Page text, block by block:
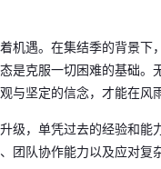
机遇。在集结季的背景下
是克服一切困难的基础。
坚定的信念，才能在风
级，单凭过去的经验和能
团队协作能力以及应对复